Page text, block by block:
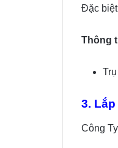
Đặc
Thông
3. Lắp
Công Ty